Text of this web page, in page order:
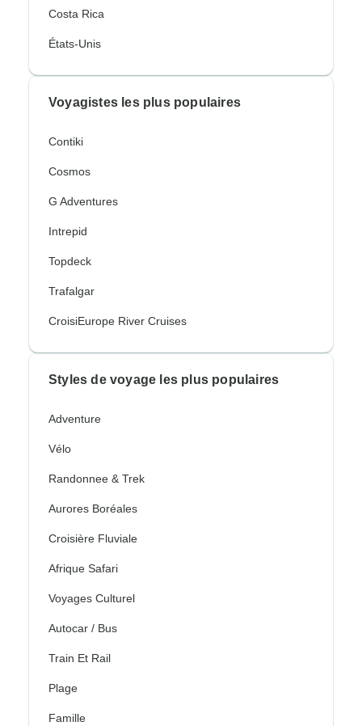
Costa Rica
États-Unis
Voyagistes les plus populaires
Contiki
Cosmos
G Adventures
Intrepid
Topdeck
Trafalgar
CroisiEurope River Cruises
Styles de voyage les plus populaires
Adventure
Vélo
Randonnee & Trek
Aurores Boréales
Croisière Fluviale
Afrique Safari
Voyages Culturel
Autocar / Bus
Train Et Rail
Plage
Famille